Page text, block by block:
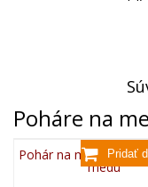
Poháre na
Pohár na med Macko
medu